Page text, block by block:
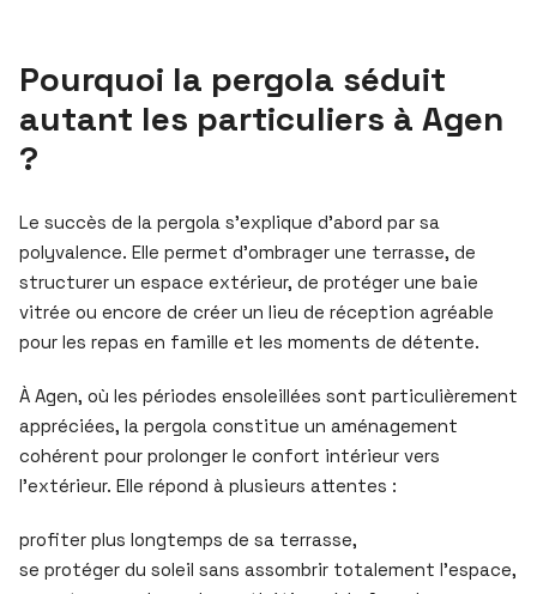
Pourquoi la pergola séduit
autant les particuliers à Agen
?
Le succès de la pergola s’explique d’abord par sa
polyvalence. Elle permet d’ombrager une terrasse, de
structurer un espace extérieur, de protéger une baie
vitrée ou encore de créer un lieu de réception agréable
pour les repas en famille et les moments de détente.
À Agen, où les périodes ensoleillées sont particulièrement
appréciées, la pergola constitue un aménagement
cohérent pour prolonger le confort intérieur vers
l’extérieur. Elle répond à plusieurs attentes :
profiter plus longtemps de sa terrasse,
se protéger du soleil sans assombrir totalement l’espace,